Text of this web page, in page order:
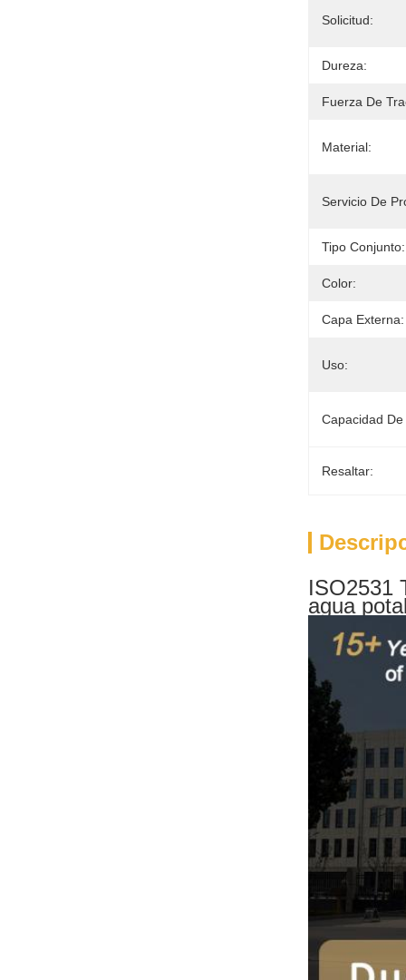
Solicitud:
Dureza:
Fuerza De
Material:
Servicio De
Tipo Conjunto:
Color:
Capa Externa:
Uso:
Capacidad
Resaltar:
ISO2531
agua